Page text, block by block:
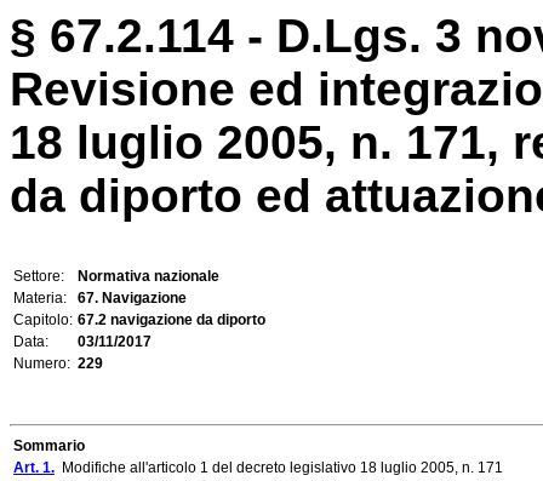
§ 67.2.114 - D.Lgs. 3
Revisione ed
18 luglio 2005, n. 171,
da diporto ed
Settore:
Normativa nazionale
Materia:
67. Navigazione
Capitolo: 67.2 navigazione da diporto
Data:
03/11/2017
Numero: 229
Sommario
Art. 1. Modifiche all'articolo 1 del decreto legislativo 18 luglio 2005, n. 171